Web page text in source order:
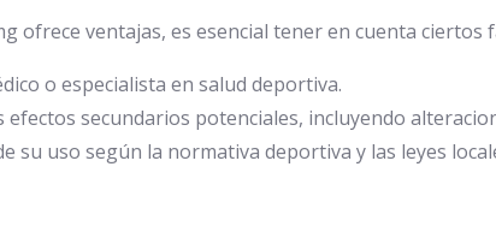
ofrece ventajas, es esencial tener en cuenta ciertos
o especialista en salud deportiva.
efectos secundarios potenciales, incluyendo
su uso según la normativa deportiva y las leyes